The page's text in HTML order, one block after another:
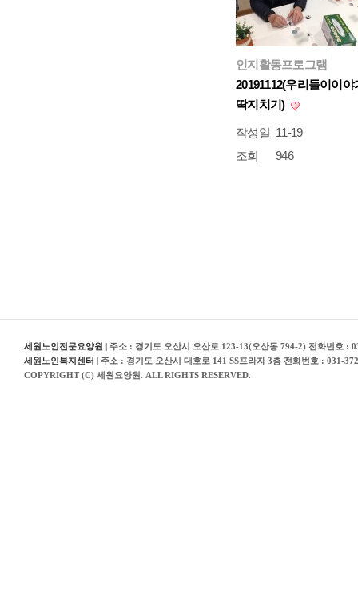
인지활동프로그램
20191112(우리들이이야
딱지치기)
작성일 11-19
조회
946
세원노인전문요양원 | 주소 : 경기도 오산시 오산로 123-13(오산동 794-2) 전화번호 :
세원노인복지센터 | 주소 : 경기도 오산시 대호로 141 SS프라자 3층 전화번호 : 031-
COPYRIGHT (C) 세원요양원. ALL RIGHTS RESERVED.